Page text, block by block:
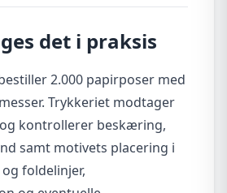
det i praksis
2.000 papirposer med
Trykkeriet modtager
kontrollerer beskæring,
samt motivets placering i
foldelinjer,